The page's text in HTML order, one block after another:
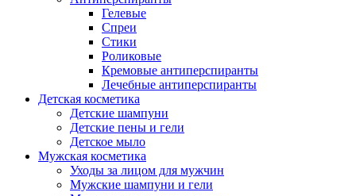
Гелевые
Спреи
Стики
Роликовые
Кремовые антиперспиранты
Лечебные антиперспиранты
Детская косметика
Детские шампуни
Детские пены и гели
Детское мыло
Мужская косметика
Уходы за лицом для мужчин
Мужские шампуни и гели